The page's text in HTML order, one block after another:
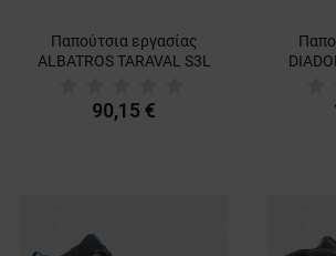
Παπούτσια εργασίας
ALBATROS TARAVAL S3L
90,15 €